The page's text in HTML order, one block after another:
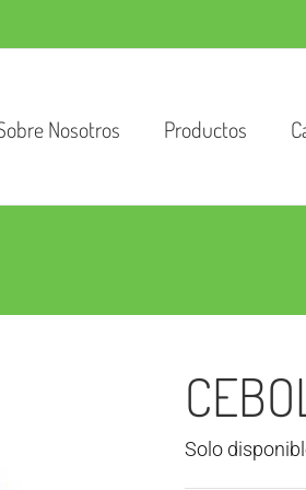
Nosotros Productos
Solo